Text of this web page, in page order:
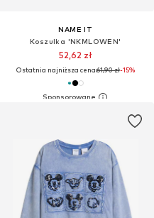
NAME IT
Koszulka 'NKMLOWEN'
52,62 zł
Ostatnia najniższa cena:61,90 zł-15%